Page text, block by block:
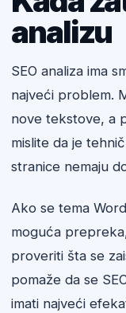
analizu
SEO analiza ima
najveći problem.
nove tekstove, a
mislite da je
stranice nemaju
Ako se tema
moguća
proveriti šta se
pomaže da se
imati najveći